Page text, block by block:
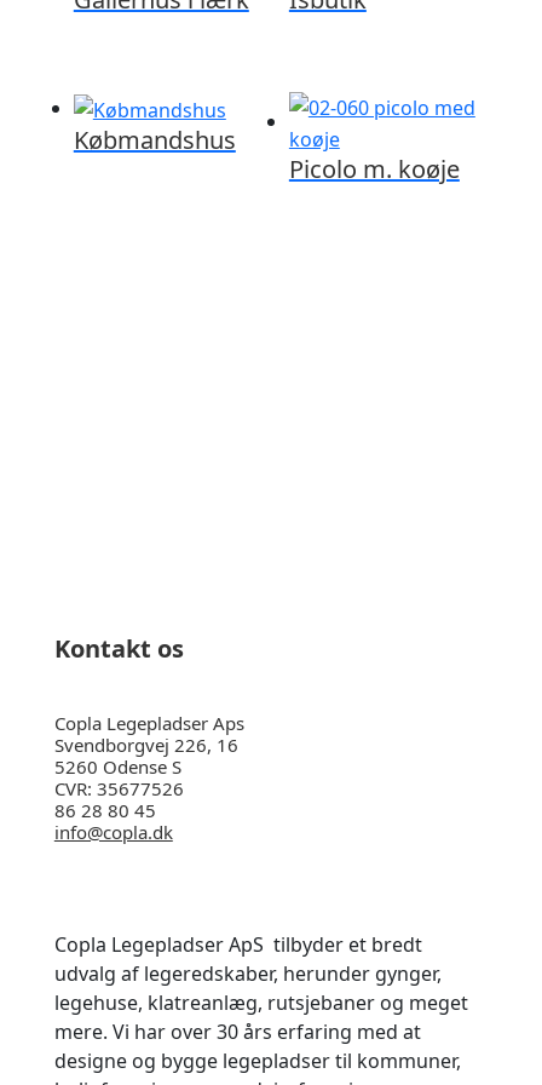
Købmandshus
Picolo m. koøje
Kontakt os
Copla Legepladser Aps
Svendborgvej 226, 16
5260 Odense S
CVR: 35677526
86 28 80 45
info@copla.dk
Copla Legepladser ApS tilbyder et bredt
udvalg af legeredskaber, herunder gynger,
legehuse, klatreanlæg, rutsjebaner og meget
mere. Vi har over 30 års erfaring med at
designe og bygge legepladser til kommuner,